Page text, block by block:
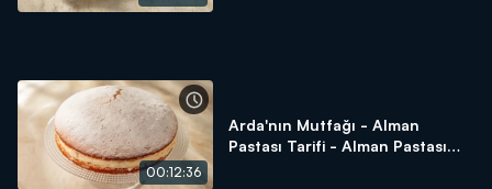
00:12:36
Arda'nın Mutfağı - Alman
Pastası Tarifi - Alman Pastası